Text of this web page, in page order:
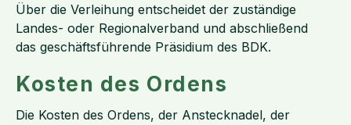
Über die Verleihung entscheidet der zuständige
Landes- oder Regionalverband und abschließend
das geschäftsführende Präsidium des BDK.
Kosten des Ordens
Die Kosten des Ordens, der Anstecknadel, der